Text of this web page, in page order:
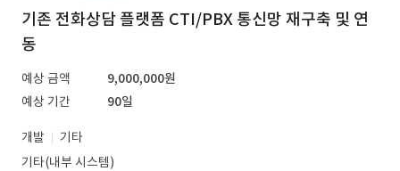
기존 전화상담 플랫폼 CTI/PBX 통신망 재구축 및 연
동
예상 금액
9,000,000원
예상 기간
90일
개발
기타
기타(내부 시스템)